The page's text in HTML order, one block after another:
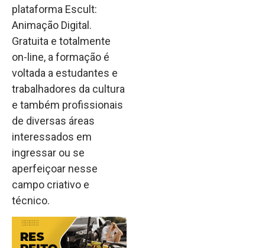
plataforma Escult:
Animação Digital.
Gratuita e totalmente
on-line, a formação é
voltada a estudantes e
trabalhadores da cultura
e também profissionais
de diversas áreas
interessados em
ingressar ou se
aperfeiçoar nesse
campo criativo e
técnico.